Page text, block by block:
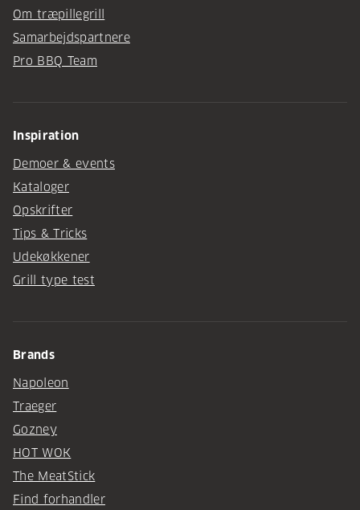
Om træpillegrill
Samarbejdspartnere
Pro BBQ Team
Inspiration
Demoer & events
Kataloger
Opskrifter
Tips & Tricks
Udekøkkener
Grill type test
Brands
Napoleon
Traeger
Gozney
HOT WOK
The MeatStick
Find forhandler